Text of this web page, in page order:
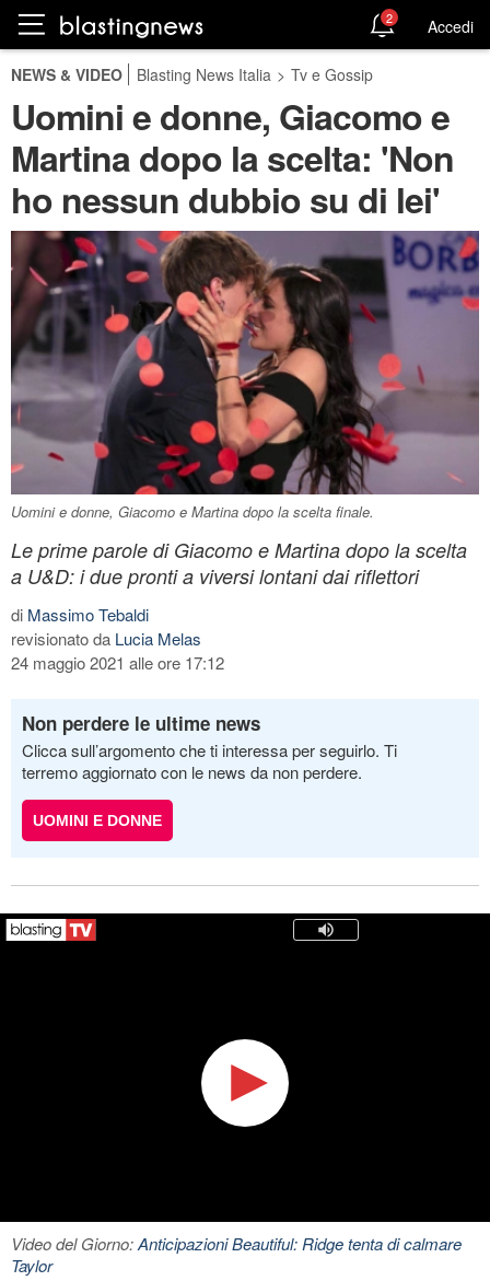
2 Accedi
NEWS & VIDEO Blasting News Italia > Tv e Gossip
Uomini e donne, Giacomo e
Martina dopo la scelta: 'Non
ho nessun dubbio su di lei'
Uomini e donne, Giacomo e Martina dopo la scelta finale.
Le prime parole di Giacomo e Martina dopo la scelta
a U&D: i due pronti a viversi lontani dai riflettori
di Massimo Tebaldi
revisionato da Lucia Melas
24 maggio 2021 alle ore 17:12
Non perdere le ultime news
Clicca sull’argomento che ti interessa per seguirlo. Ti
terremo aggiornato con le news da non perdere.
UOMINI E DONNE
Video del Giorno:Anticipazioni Beautiful: Ridge tenta di calmare
Taylor